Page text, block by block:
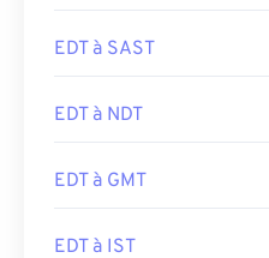
EDT à SAST
EDT à NDT
EDT à GMT
EDT à IST